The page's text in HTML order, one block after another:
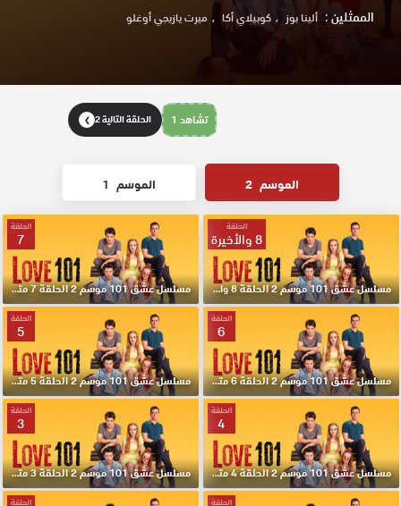
الممثلين : ألينا بوز كوبيلاي أكا ميرت يازيجي أوغلو
تشاهد 1 الحلقة التالية 2 ❯
الموسم 2 الموسم 1
الحلقة
8 والأخيرة
مسلسل عشق 101 موسم 2 الحلقة 8 والأخيرة مترجم HD
الحلقة
7
مسلسل عشق 101 موسم 2 الحلقة 7 مترجم HD
الحلقة
6
مسلسل عشق 101 موسم 2 الحلقة 6 مترجم HD
الحلقة
5
مسلسل عشق 101 موسم 2 الحلقة 5 مترجم HD
الحلقة
4
مسلسل عشق 101 موسم 2 الحلقة 4 مترجم HD
الحلقة
3
مسلسل عشق 101 موسم 2 الحلقة 3 مترجم HD
الحلقة الحلقة